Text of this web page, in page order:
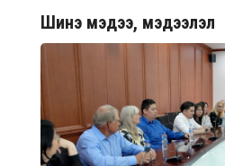
Шинэ мэдээ, мэдээлэл